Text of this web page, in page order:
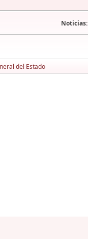
Noticias:
del Estado